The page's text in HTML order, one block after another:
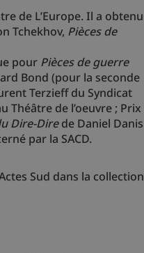
de L’Europe. Il a obtenu
Tchekhov, Pièces de
pour Pièces de guerre
Bond (pour la seconde
Terzieff du Syndicat
Théâtre de l’oeuvre ; Prix
Dire-Direde Daniel Danis
par la SACD.
Sud dans la collection